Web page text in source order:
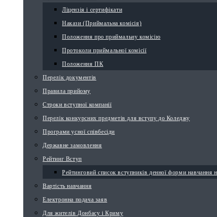
Ліцензія і сертифікати
Накази (Приймальна комісія)
Положення про приймальну комісію
Протоколи приймальної комісії
Положення ПК
Перелік документів
Правила прийому
Строки вступної компанії
Перелік конкурсних предметів для вступу до Коледжу
Програми усної співбесіди
Державне замовлення
Рейтинг Вступ
Рейтинговий список вступників денної форми навчання
Вартість навчання
Електронна подача заяв
Для жителів Донбасу і Криму